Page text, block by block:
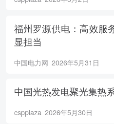
福州罗源供电：高效服
显担当
中国电力网 2026年5月31日
中国光热发电聚光集热
cspplaza 2026年5月30日